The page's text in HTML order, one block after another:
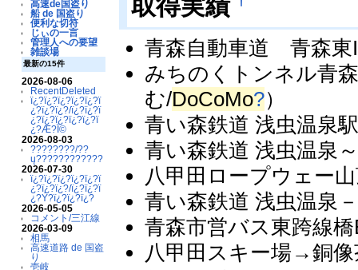
高速de国盗り
船 de 国盗り
便利な切符
じぃの一言
管理人への要望
雑談場
最新の15件
2026-08-06
RecentDeleted
ï¿?ï¿?ï¿?ï¿?ï¿?ï
¿?ï¿?ï¿?/ï¿?ï¿?ï
¿?ï¿?ï¿?ï¿?ï¿?ï
¿?Æ?Ï©
2026-08-03
????????/??
ų????????????
2026-07-30
ï¿?ï¿?ï¿?ï¿?ï¿?ï
¿?ï¿?ï¿?/ï¿?ï¿?ï
¿?Ý?ï¿?ï¿?ï¿?
2026-05-05
コメント/三江線
2026-03-09
相馬
高速道路 de 国盗
り
壱岐
取得実績
青森自動車道 青森東
みちのくトンネル青
む/DoCoMo?）
青い森鉄道 浅虫温泉
青い森鉄道 浅虫温泉
八甲田ロープウェー
青い森鉄道 浅虫温泉
青森市営バス東跨線
八甲田スキー場→銅